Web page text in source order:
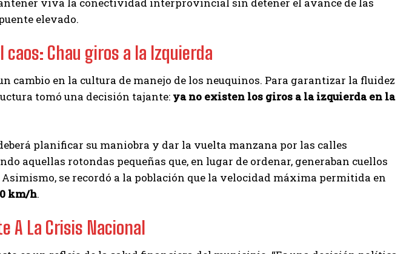
elevado.
Chau giros a la Izquierda
cambio en la cultura de manejo de los neuquinos. Para garantizar la fluidez
tomó una decisión tajante: ya no existen los giros a la izquierda en la
planificar su maniobra y dar la vuelta manzana por las calles
aquellas rotondas pequeñas que, en lugar de ordenar, generaban cuellos
se recordó a la población que la velocidad máxima permitida en
km/h.
A La Crisis Nacional